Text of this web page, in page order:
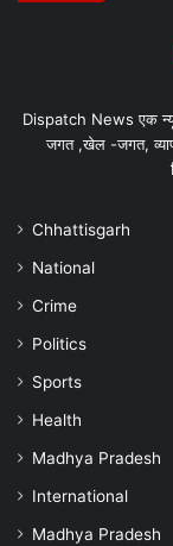
Dispatch News एक
जगत ,खेल -जगत,
Chhattisgarh
National
Crime
Politics
Sports
Health
Madhya Pradesh
International
Madhya Pradesh